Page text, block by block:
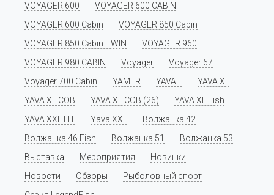
VOYAGER 600
VOYAGER 600 CABIN
VOYAGER 600 Cabin
VOYAGER 850 Cabin
VOYAGER 850 Cabin TWIN
VOYAGER 960
VOYAGER 980 CABIN
Voyager
Voyager 67
Voyager 700 Cabin
YAMER YAVA L
YAVA XL
YAVA XL COB
YAVA XL COB (26)
YAVA XL Fish
YAVA XXL HT
Yava XXL
Волжанка 42
Волжанка 46 Fish
Волжанка 51
Волжанка 53
Выставка
Мероприятия
Новинки
Новости
Обзоры
Рыболовный спорт